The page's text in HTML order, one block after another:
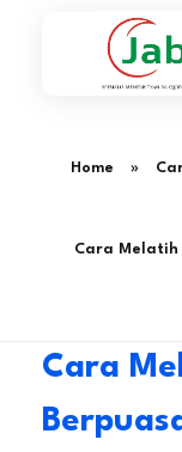
Home »
Cara Melatih
Cara